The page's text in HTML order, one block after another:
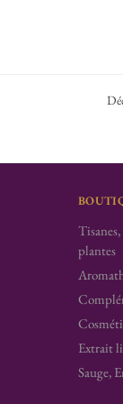
plantes
Extrait
Sauge,